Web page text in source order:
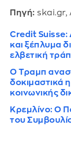
Πηγή:
Credit Suisse:
και ξέπλυμα
ελβετική
Ο Τραμπ
δοκιμαστικά
κοινωνικής
Κρεμλίνο: Ο
του